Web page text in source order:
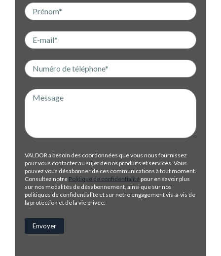
VALDOR a besoin des coordonnées que vous nous fournissez
pour vous contacter au sujet de nos produits et services. Vous
pouvez vous désabonner de ces communications à tout moment.
Consultez notre Politique de confidentialité pour en savoir plus
sur nos modalités de désabonnement, ainsi que sur nos
politiques de confidentialité et sur notre engagement vis-à-vis de
la protection et de la vie privée.